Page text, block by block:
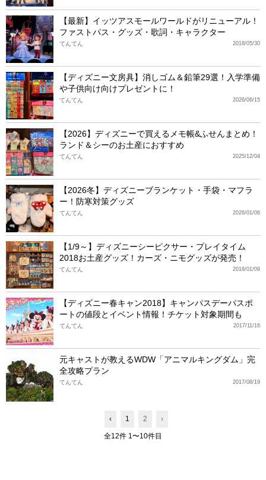
【最新】イッツアスモールワールドがリニューアル！
ファストパス・グッズ・歌詞・キャラクター
2018/05/30
てんてん
【ディズニー文房具】消しゴム＆鉛筆29選！入学準備
や子供向け向けプレゼントに！
2026/06/15
てんてん
【2026】ディズニーで買えるメモ帳&ふせんまとめ！
ランド＆シーのお土産におすすめ
2025/12/04
てんてん
【2026冬】ディズニーブランケット・手袋・マフラ
ー！防寒対策グッズ
2026/01/06
てんてん
【1/9～】ディズニーシーピクサー・プレイタイム
2018お土産グッズ！カーズ・ニモグッズが発売！
2018/01/09
てんてん
【ディズニー春キャン2018】キャンパスデーパスポ
ートの値段とイベント情報！チケット対象期間も
2017/11/16
てんてん
元キャストが教えるWDW「アニマルキングダム」完
全攻略プラン
2017/08/19
てんてん
‹ 1 2 ›
全12件 1〜10件目